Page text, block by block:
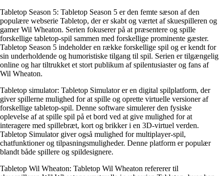
Tabletop Season 5: Tabletop Season 5 er den femte sæson af den
populære webserie Tabletop, der er skabt og værtet af skuespilleren og
gamer Wil Wheaton. Serien fokuserer på at præsentere og spille
forskellige tabletop-spil sammen med forskellige prominente gæster.
Tabletop Season 5 indeholder en række forskellige spil og er kendt for
sin underholdende og humoristiske tilgang til spil. Serien er tilgængelig
online og har tiltrukket et stort publikum af spilentusiaster og fans af
Wil Wheaton.
Tabletop simulator: Tabletop Simulator er en digital spilplatform, der
giver spillerne mulighed for at spille og oprette virtuelle versioner af
forskellige tabletop-spil. Denne software simulerer den fysiske
oplevelse af at spille spil på et bord ved at give mulighed for at
interagere med spillebræt, kort og brikker i en 3D-virtuel verden.
Tabletop Simulator giver også mulighed for multiplayer-spil,
chatfunktioner og tilpasningsmuligheder. Denne platform er populær
blandt både spillere og spildesignere.
Tabletop Wil Wheaton: Tabletop Wil Wheaton refererer til